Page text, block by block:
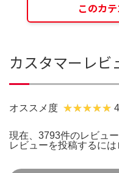
このカ
カスタマーレビ
オススメ度
現在、3793件のレビュ
レビューを投稿するには